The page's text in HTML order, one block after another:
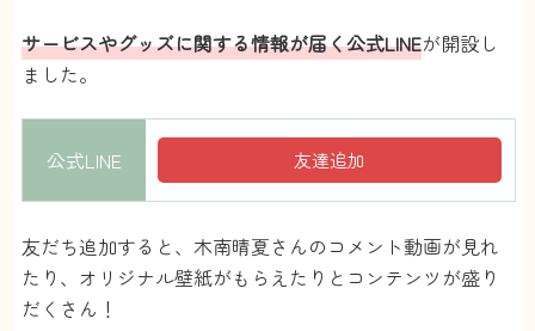
サービスやグッズに関する情報が届く公式LINEが開設し
ました。
公式LINE 友達追加
友だち追加すると、木南晴夏さんのコメント動画が見れ
たり、オリジナル壁紙がもらえたりとコンテンツが盛り
だくさん！